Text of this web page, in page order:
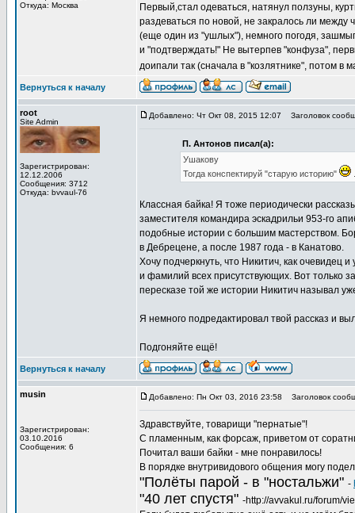
Откуда: Москва
Первый,стал одеваться, натянул ползуны,
раздеваться по новой, не закралось ли
(еще один из "ушлых"), немного погодя,
и "подтверждать!" Не вытерпев "конфуза",
доипали так (сначала в "козлятнике", потом в
Вернуться к началу
root
Site Admin
Зарегистрирован:
12.12.2006
Сообщения: 3712
Откуда: bvvaul-76
Добавлено: Чт Окт 08, 2015 12:07 Заголовок
П. Антонов писал(а):
Ушакову
Тогда конспектируй "старую историю"
Классная байка! Я тоже периодически
заместителя командира эскадрильи 953-го
подобные истории с большим мастерством.
в Дебрецене, а после 1987 года - в Канатово.
Хочу подчеркнуть, что Никитич, как очевидец
и фамилий всех присутствующих. Вот только
пересказе той же истории Никитич называл
Я немного подредактировал твой рассказ и
Подгоняйте ещё!
Вернуться к началу
musin
Зарегистрирован:
03.10.2016
Сообщения: 6
Добавлено: Пн Окт 03, 2016 23:58 Заголовок
Здравствуйте, товарищи "пернатые"!
С пламенным, как форсаж, приветом от
Почитал ваши байки - мне понравилось!
В порядке внутривидового общения могу
"Полёты парой - в "ностальжи" -
"40 лет спустя" -http://avvakul.ru/forum/